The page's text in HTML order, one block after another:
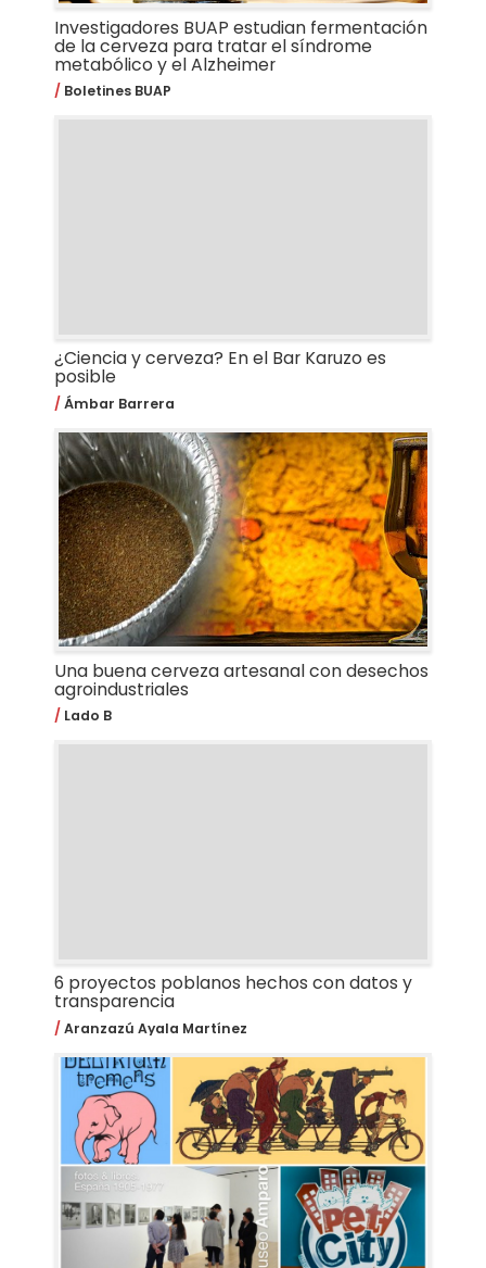
Investigadores BUAP estudian fermentación
de la cerveza para tratar el síndrome
metabólico y el Alzheimer
Boletines BUAP
¿Ciencia y cerveza? En el Bar Karuzo es
posible
Ámbar Barrera
Una buena cerveza artesanal con desechos
agroindustriales
Lado B
6 proyectos poblanos hechos con datos y
transparencia
Aranzazú Ayala Martínez